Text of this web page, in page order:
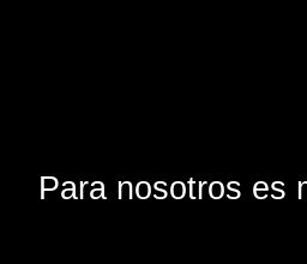
Para nosotros es